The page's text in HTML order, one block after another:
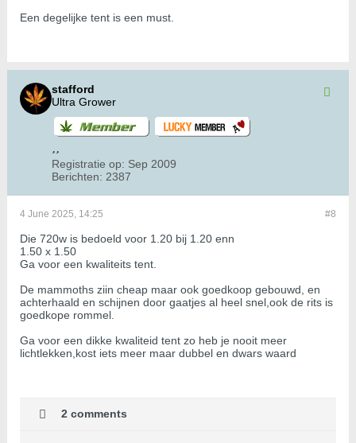
Een degelijke tent is een must.
stafford
Ultra Grower
Registratie op: Sep 2009
Berichten: 2387
#8
4 June 2025, 14:25
Die 720w is bedoeld voor 1.20 bij 1.20 enn
1.50 x 1.50
Ga voor een kwaliteits tent.
De mammoths ziin cheap maar ook goedkoop gebouwd, en
achterhaald en schijnen door gaatjes al heel snel,ook de rits is
goedkope rommel.
Ga voor een dikke kwaliteid tent zo heb je nooit meer
lichtlekken,kost iets meer maar dubbel en dwars waard
2 comments